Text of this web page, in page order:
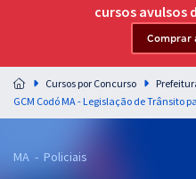
Residências
Preparação completa e intensiva
residências em saúde do Brasil
cursos avulsos
Comprar
Cursos por Concurso
MA - Policiais